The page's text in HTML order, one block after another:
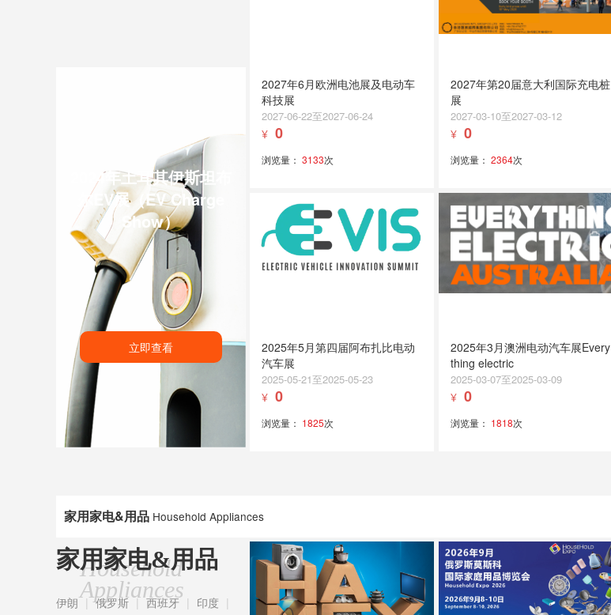
2024年土耳其伊斯坦布
尔EV展（EV Charge
Show）
立即查看
2027年6月欧洲电池展及电动车
科技展
2027-06-22至2027-06-24
¥ 0
浏览量： 3133次
2027年第20届意大利国际充电桩
展
2027-03-10至2027-03-12
¥ 0
浏览量： 2364次
2025年5月第四届阿布扎比电动
汽车展
2025-05-21至2025-05-23
¥ 0
浏览量： 1825次
2025年3月澳洲电动汽车展Every
thing electric
2025-03-07至2025-03-09
¥ 0
浏览量： 1818次
家用家电&用品 Household Appliances
家用家电&用品
Household
Appliances
伊朗 | 俄罗斯 | 西班牙 | 印度 |